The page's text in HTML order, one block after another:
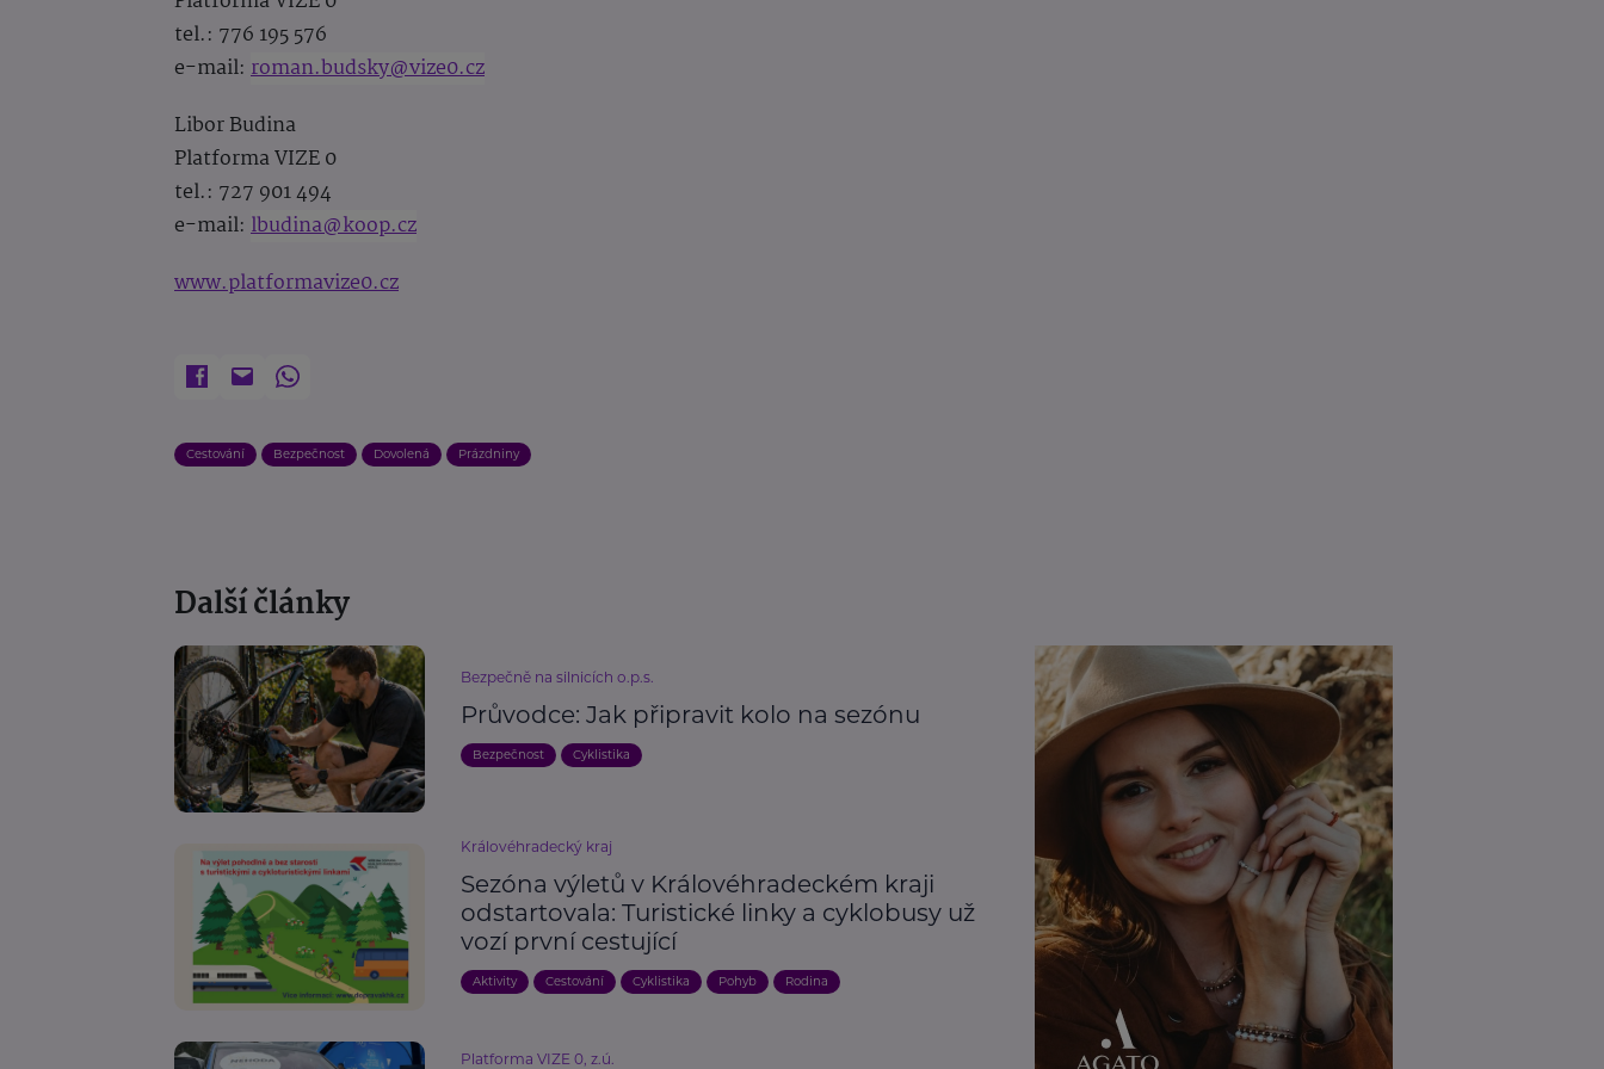
tel.: 776 195 576
e-mail: roman.budsky@vize0.cz
Libor Budina
Platforma VIZE 0
tel.: 727 901 494
e-mail: lbudina@koop.cz
www.platformavize0.cz
Cestování Bezpečnost Dovolená Prázdniny
Další články
Bezpečně na silnicích o.p.s.
Průvodce: Jak připravit kolo na sezónu
Bezpečnost Cyklistika
Královéhradecký kraj
Sezóna výletů v Královéhradeckém kraji
odstartovala: Turistické linky a cyklobusy už
vozí první cestující
Aktivity Cestování Cyklistika Pohyb Rodina
Platforma VIZE 0, z.ú.